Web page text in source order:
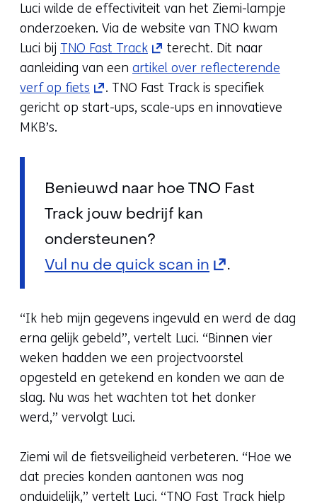
Luci wilde de effectiviteit van het Ziemi-lampje
onderzoeken. Via de website van TNO kwam
Luci bij TNO Fast Track(opent
in
nieuw
venster)
andere
website)
terecht. Dit naar
aanleiding van een artikel over reflecterende
verf op fiets (opent
in
naar
een
andere
website)
. TNO Fast Track is specifiek
gericht op start-ups, scale-ups en innovatieve
MKB’s.
Benieuwd naar hoe TNO Fast
Track jouw bedrijf kan
ondersteunen?
Vul nu de quick scan in (opent
nieuw
venster)
naar
.
“Ik heb mijn gegevens ingevuld en werd de dag
erna gelijk gebeld”, vertelt Luci. “Binnen vier
weken hadden we een projectvoorstel
opgesteld en getekend en konden we aan de
slag. Nu was het wachten tot het donker
werd,” vervolgt Luci.
Ziemi wil de fietsveiligheid verbeteren. “Hoe we
dat precies konden aantonen was nog
onduidelijk,” vertelt Luci. “TNO Fast Track hielp